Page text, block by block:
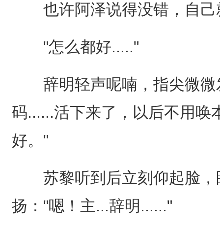
也许阿泽说得没错，自己
"怎么都好....."
辞明轻声呢喃，指尖微微
码......活下来了，以后不用唤
好。"
苏黎听到后立刻仰起脸，
扬："嗯！主...辞明......"